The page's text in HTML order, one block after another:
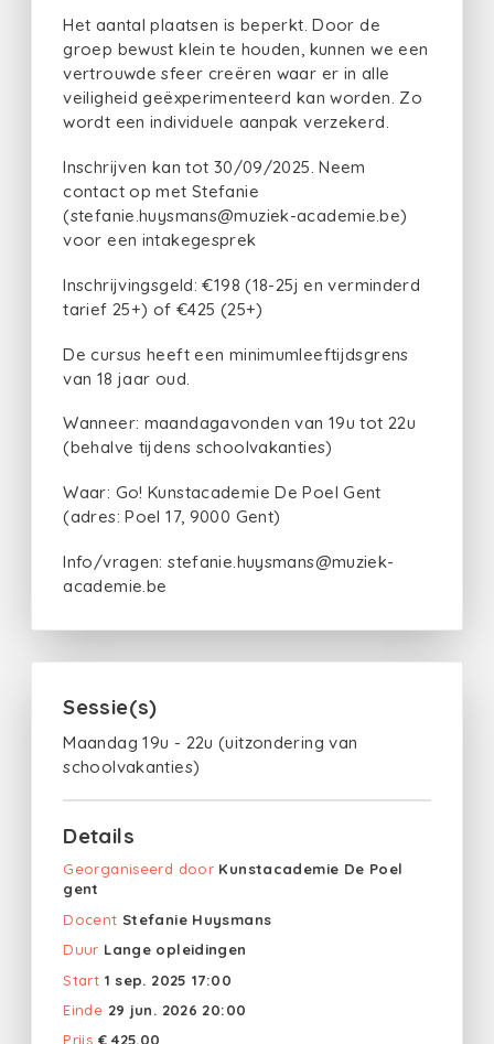
Het aantal plaatsen is beperkt. Door de
groep bewust klein te houden, kunnen we een
vertrouwde sfeer creëren waar er in alle
veiligheid geëxperimenteerd kan worden. Zo
wordt een individuele aanpak verzekerd.
Inschrijven kan tot 30/09/2025. Neem
contact op met Stefanie
(stefanie.huysmans@muziek-academie.be)
voor een intakegesprek
Inschrijvingsgeld: €198 (18-25j en verminderd
tarief 25+) of €425 (25+)
De cursus heeft een minimumleeftijdsgrens
van 18 jaar oud.
Wanneer: maandagavonden van 19u tot 22u
(behalve tijdens schoolvakanties)
Waar: Go! Kunstacademie De Poel Gent
(adres: Poel 17, 9000 Gent)
Info/vragen: stefanie.huysmans@muziek-
academie.be
Sessie(s)
Maandag 19u - 22u (uitzondering van
schoolvakanties)
Details
Georganiseerd door Kunstacademie De Poel
gent
Docent Stefanie Huysmans
Duur Lange opleidingen
Start 1 sep. 2025 17:00
Einde 29 jun. 2026 20:00
Prijs € 425.00